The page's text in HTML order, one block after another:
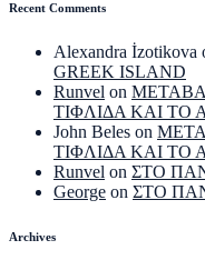
Recent Comments
Alexandra İzotikova
GREEK ISLAND
Runvel on
ΤΙΦΛΙΔΑ ΚΑΙ ΤΟ
John Beles on
ΤΙΦΛΙΔΑ ΚΑΙ ΤΟ
Runvel on ΣΤΟ
George on ΣΤΟ
Archives